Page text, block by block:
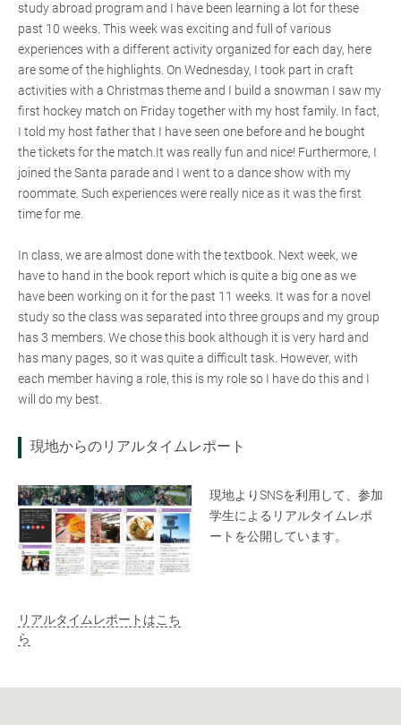
study abroad program and I have been learning a lot for these
past 10 weeks. This week was exciting and full of various
experiences with a different activity organized for each day, here
are some of the highlights. On Wednesday, I took part in craft
activities with a Christmas theme and I build a snowman I saw my
first hockey match on Friday together with my host family. In fact,
I told my host father that I have seen one before and he bought
the tickets for the match.It was really fun and nice! Furthermore, I
joined the Santa parade and I went to a dance show with my
roommate. Such experiences were really nice as it was the first
time for me.
In class, we are almost done with the textbook. Next week, we
have to hand in the book report which is quite a big one as we
have been working on it for the past 11 weeks. It was for a novel
study so the class was separated into three groups and my group
has 3 members. We chose this book although it is very hard and
has many pages, so it was quite a difficult task. However, with
each member having a role, this is my role so I have do this and I
will do my best.
現地からのリアルタイムレポート
現地よりSNSを利用して、参加
学生によるリアルタイムレポ
ートを公開しています。
リアルタイムレポートはこち
ら